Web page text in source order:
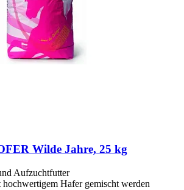
Wilde Jahre, 25 kg
Aufzuchtfutter
Hafer gemischt werden